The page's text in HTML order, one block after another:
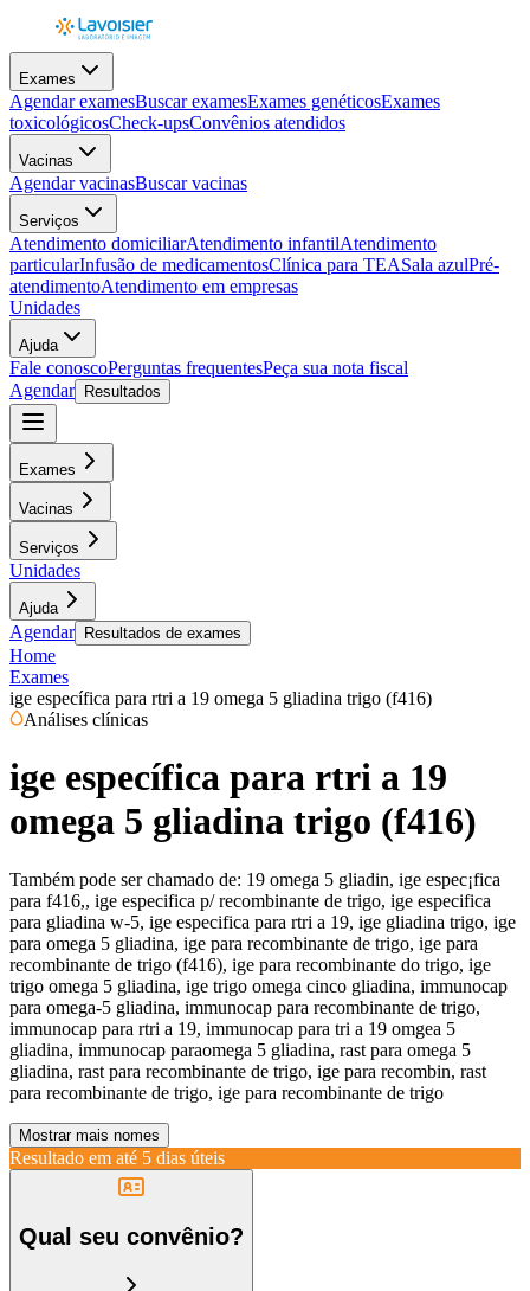
Exames
Agendar examesBuscar examesExames genéticosExames
toxicológicosCheck-upsConvênios atendidos
Vacinas
Agendar vacinasBuscar vacinas
Serviços
Atendimento domiciliarAtendimento infantilAtendimento
particularInfusão de medicamentosClínica para TEASala azulPré-
atendimentoAtendimento em empresas
Unidades
Ajuda
Fale conoscoPerguntas frequentesPeça sua nota fiscal
Agendar
Resultados
Exames
Vacinas
Serviços
Unidades
Ajuda
Agendar Resultados de exames
Home
Exames
ige específica para rtri a 19 omega 5 gliadina trigo (f416)
Análises clínicas
ige específica para rtri a 19
omega 5 gliadina trigo (f416)
Também pode ser chamado de: 19 omega 5 gliadin, ige espec¡fica
para f416,, ige especifica p/ recombinante de trigo, ige especifica
para gliadina w-5, ige especifica para rtri a 19, ige gliadina trigo, ige
para omega 5 gliadina, ige para recombinante de trigo, ige para
recombinante de trigo (f416), ige para recombinante do trigo, ige
trigo omega 5 gliadina, ige trigo omega cinco gliadina, immunocap
para omega-5 gliadina, immunocap para recombinante de trigo,
immunocap para rtri a 19, immunocap para tri a 19 omgea 5
gliadina, immunocap paraomega 5 gliadina, rast para omega 5
gliadina, rast para recombinante de trigo, ige para recombin, rast
para recombinante de trigo, ige para recombinante de trigo
Mostrar mais nomes
Resultado em até 5 dias úteis
Qual seu convênio?